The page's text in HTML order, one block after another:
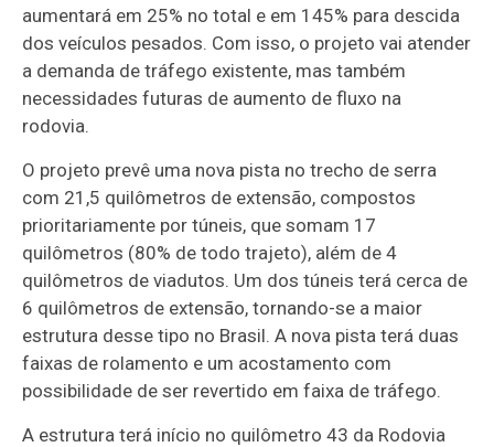
aumentará em 25% no total e em 145% para descida
dos veículos pesados. Com isso, o projeto vai atender
a demanda de tráfego existente, mas também
necessidades futuras de aumento de fluxo na
rodovia.
O projeto prevê uma nova pista no trecho de serra
com 21,5 quilômetros de extensão, compostos
prioritariamente por túneis, que somam 17
quilômetros (80% de todo trajeto), além de 4
quilômetros de viadutos. Um dos túneis terá cerca de
6 quilômetros de extensão, tornando-se a maior
estrutura desse tipo no Brasil. A nova pista terá duas
faixas de rolamento e um acostamento com
possibilidade de ser revertido em faixa de tráfego.
A estrutura terá início no quilômetro 43 da Rodovia